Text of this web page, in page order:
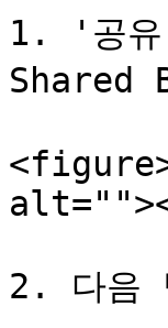
1. '공유
Shared
2. 다음